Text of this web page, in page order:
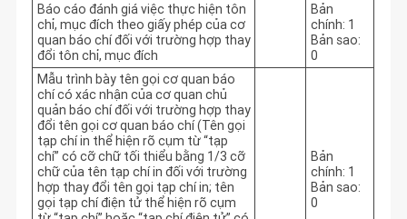
Báo cáo đánh giá việc thực hiện tôn
chỉ, mục đích theo giấy phép của cơ
quan báo chí đối với trường hợp thay
đổi tôn chỉ, mục đích
Bản
chính: 1
Bản sao:
0
Mẫu trình bày tên gọi cơ quan báo
chí có xác nhận của cơ quan chủ
quản báo chí đối với trường hợp thay
đổi tên gọi cơ quan báo chí (Tên gọi
tạp chí in thể hiện rõ cụm từ “tạp
chí” có cỡ chữ tối thiểu bằng 1/3 cỡ
chữ của tên tạp chí in đối với trường
hợp thay đổi tên gọi tạp chí in; tên
gọi tạp chí điện tử thể hiện rõ cụm
Bản
chính: 1
Bản sao:
0